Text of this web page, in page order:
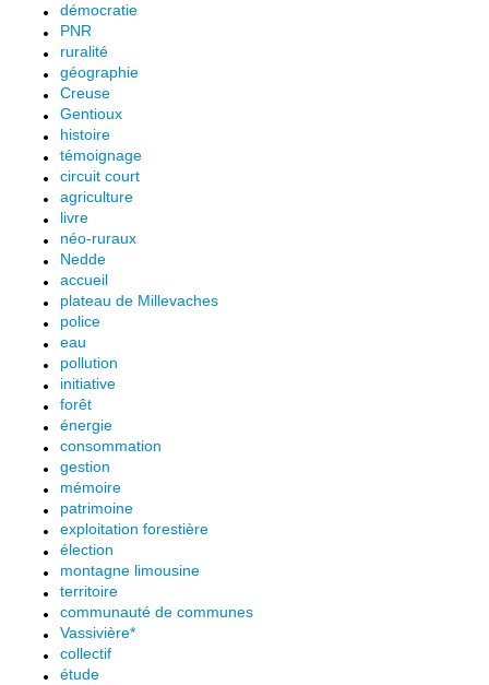
démocratie
PNR
ruralité
géographie
Creuse
Gentioux
histoire
témoignage
circuit court
agriculture
livre
néo-ruraux
Nedde
accueil
plateau de Millevaches
police
eau
pollution
initiative
forêt
énergie
consommation
gestion
mémoire
patrimoine
exploitation forestière
élection
montagne limousine
territoire
communauté de communes
Vassivière*
collectif
étude